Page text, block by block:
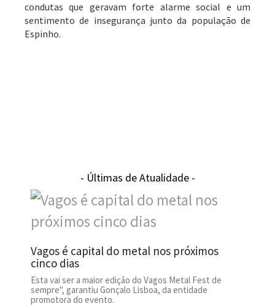
condutas que geravam forte alarme social e um
sentimento de insegurança junto da população de
Espinho.
- Últimas de Atualidade -
Vagos é capital do metal nos próximos
cinco dias
Esta vai ser a maior edição do Vagos Metal Fest de
sempre", garantiu Gonçalo Lisboa, da entidade
promotora do evento.